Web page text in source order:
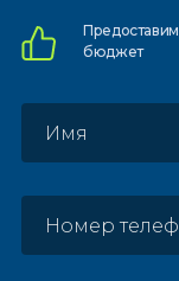
Предоставим
бюджет